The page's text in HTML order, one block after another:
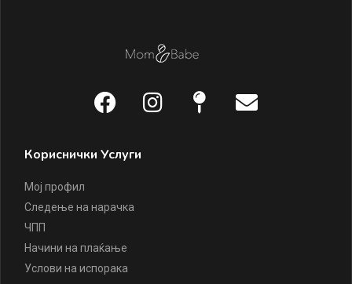
Кориснички Услуги
Мој профил
Следење на нарачка
ЧПП
Начини на плаќање
Услови на испорака